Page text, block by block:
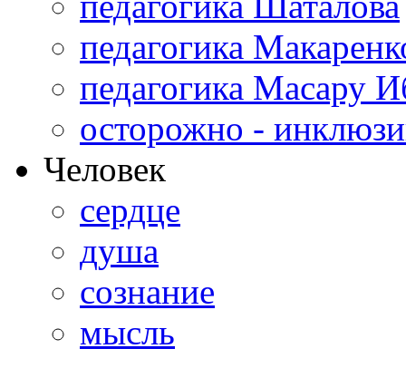
педагогика
педагогика Масару
осторожно -
Человек
сердце
душа
сознание
мысль